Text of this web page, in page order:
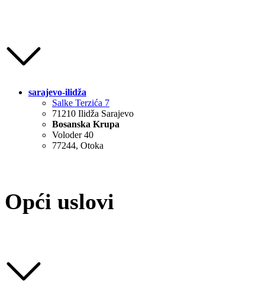
sarajevo-ilidža
Salke Terzića 7
71210 Ilidža Sarajevo
Bosanska Krupa
Voloder 40
77244, Otoka
Opći uslovi